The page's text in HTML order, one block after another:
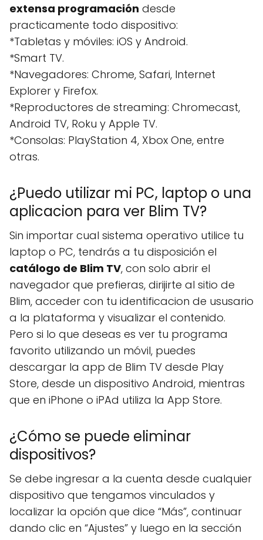
extensa programación desde
practicamente todo dispositivo:
*Tabletas y móviles: iOS y Android.
*Smart TV.
*Navegadores: Chrome, Safari, Internet
Explorer y Firefox.
*Reproductores de streaming: Chromecast,
Android TV, Roku y Apple TV.
*Consolas: PlayStation 4, Xbox One, entre
otras.
¿Puedo utilizar mi PC, laptop o una
aplicacion para ver Blim TV?
Sin importar cual sistema operativo utilice tu
laptop o PC, tendrás a tu disposición el
catálogo de Blim TV, con solo abrir el
navegador que prefieras, dirijirte al sitio de
Blim, acceder con tu identificacion de ususario
a la plataforma y visualizar el contenido.
Pero si lo que deseas es ver tu programa
favorito utilizando un móvil, puedes
descargar la app de Blim TV desde Play
Store, desde un dispositivo Android, mientras
que en iPhone o iPAd utiliza la App Store.
¿Cómo se puede eliminar
dispositivos?
Se debe ingresar a la cuenta desde cualquier
dispositivo que tengamos vinculados y
localizar la opción que dice “Más”, continuar
dando clic en “Ajustes” y luego en la sección